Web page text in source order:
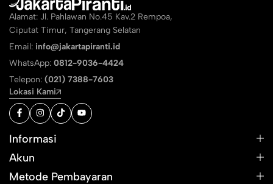
Alamat: Jl. Pahlawan No.45 Kav.2 Rempoa,
Ciputat Timur, Tangerang Selatan
Email: info@jakartapiranti.id
WhatsApp: 0812-9036-4424
Telepon: (021) 7388-7603
Lokasi Kami
Informasi
Akun
Metode Pembayaran